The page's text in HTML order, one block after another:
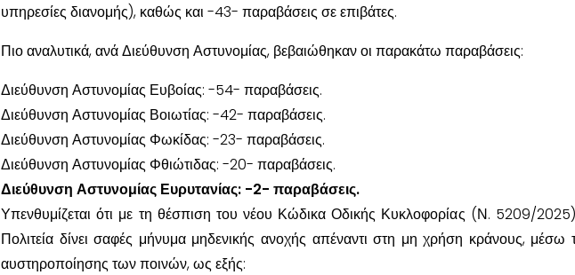
υπηρεσίες διανομής), καθώς και -43- παραβάσεις σε επιβάτες.
Πιο αναλυτικά, ανά Διεύθυνση Αστυνομίας, βεβαιώθηκαν οι παρακάτω παραβάσεις:
Διεύθυνση Αστυνομίας Ευβοίας: -54- παραβάσεις.
Διεύθυνση Αστυνομίας Βοιωτίας: -42- παραβάσεις.
Διεύθυνση Αστυνομίας Φωκίδας: -23- παραβάσεις.
Διεύθυνση Αστυνομίας Φθιώτιδας: -20- παραβάσεις.
Διεύθυνση Αστυνομίας Ευρυτανίας: -2- παραβάσεις.
Υπενθυμίζεται ότι με τη θέσπιση του νέου Κώδικα Οδικής Κυκλοφορίας (Ν. 5209/
Πολιτεία δίνει σαφές μήνυμα μηδενικής ανοχής απέναντι στη μη χρήση κράνους, μέσω
αυστηροποίησης των ποινών, ως εξής: